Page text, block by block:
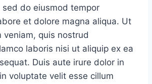
do eiusmod tempor
et dolore magna aliqua. Ut
veniam, quis nostrud
laboris nisi ut aliquip ex ea
Duis aute irure dolor in
voluptate velit esse cillum